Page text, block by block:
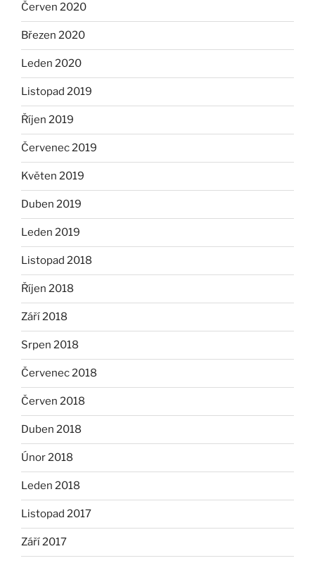
Červen 2020
Březen 2020
Leden 2020
Listopad 2019
Říjen 2019
Červenec 2019
Květen 2019
Duben 2019
Leden 2019
Listopad 2018
Říjen 2018
Září 2018
Srpen 2018
Červenec 2018
Červen 2018
Duben 2018
Únor 2018
Leden 2018
Listopad 2017
Září 2017